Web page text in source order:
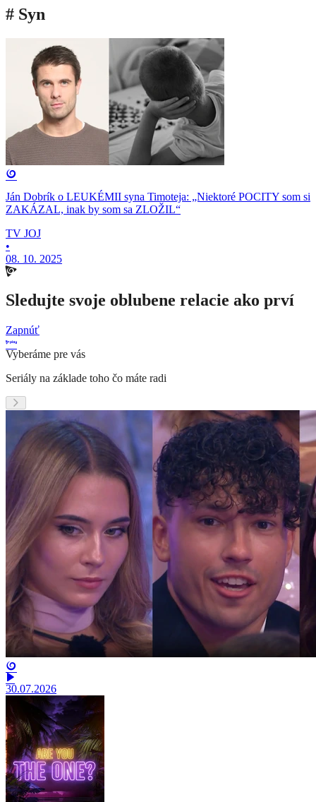
# Syn
Ján Dobrík o LEUKÉMII syna Timoteja: „Niektoré POCITY som si
ZAKÁZAL, inak by som sa ZLOŽIL“
TV JOJ
•
08. 10. 2025
Sledujte svoje oblubene relacie ako prví
Zapnúť
Vyberáme pre vás
Seriály na základe toho čo máte radi
30.07.2026